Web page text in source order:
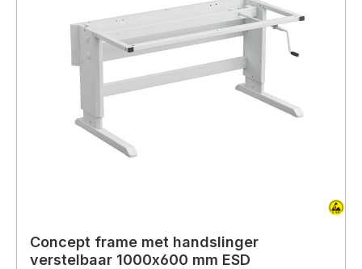
Concept frame met handslinger
verstelbaar 1000x600 mm ESD